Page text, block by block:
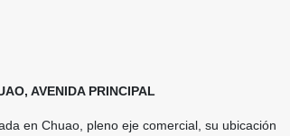
AVENIDA PRINCIPAL
en Chuao, pleno eje comercial, su ubicación